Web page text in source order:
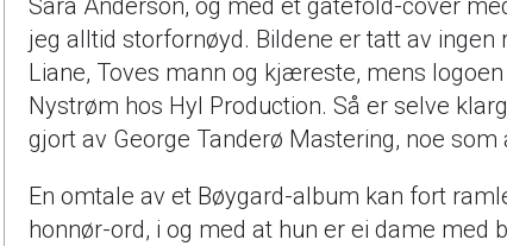
Sara Anderson, og med et gatefold-cover
jeg alltid storfornøyd. Bildene er tatt av ingen
Liane, Toves mann og kjæreste, mens
Nystrøm hos Hyl Production. Så er selve
gjort av George Tanderø Mastering, noe som
En omtale av et Bøygard-album kan fort
honnør-ord, i og med at hun er ei dame med